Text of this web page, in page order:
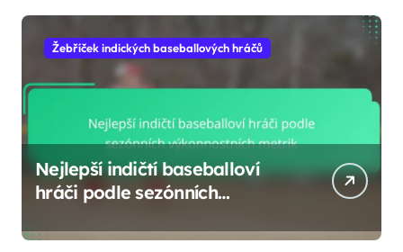
Žebříček indických baseballových hráčů
Nejlepší indičtí baseballoví
hráči podle sezónních